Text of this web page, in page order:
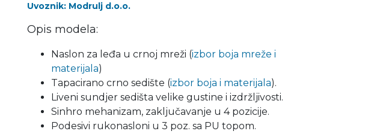
Uvoznik: Modrulj d.o.o.
Opis modela:
Naslon za leđa u crnoj mreži (izbor boja mreže i
materijala)
Tapacirano crno sedište (izbor boja i materijala).
Liveni sundjer sedišta velike gustine i izdržljivosti.
Sinhro mehanizam, zaključavanje u 4 pozicije.
Podesivi rukonasloni u 3 poz. sa PU topom.